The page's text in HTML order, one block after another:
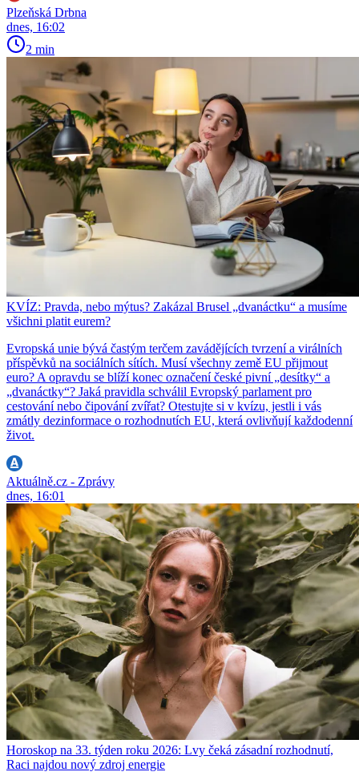
Plzeňská Drbna
dnes, 16:02
2 min
KVÍZ: Pravda, nebo mýtus? Zakázal Brusel „dvanáctku“ a musíme
všichni platit eurem?
Evropská unie bývá častým terčem zavádějících tvrzení a virálních
příspěvků na sociálních sítích. Musí všechny země EU přijmout
euro? A opravdu se blíží konec označení české pivní „desítky“ a
„dvanáctky“? Jaká pravidla schválil Evropský parlament pro
cestování nebo čipování zvířat? Otestujte si v kvízu, jestli i vás
zmátly dezinformace o rozhodnutích EU, která ovlivňují každodenní
život.
Aktuálně.cz - Zprávy
dnes, 16:01
Horoskop na 33. týden roku 2026: Lvy čeká zásadní rozhodnutí,
Raci najdou nový zdroj energie